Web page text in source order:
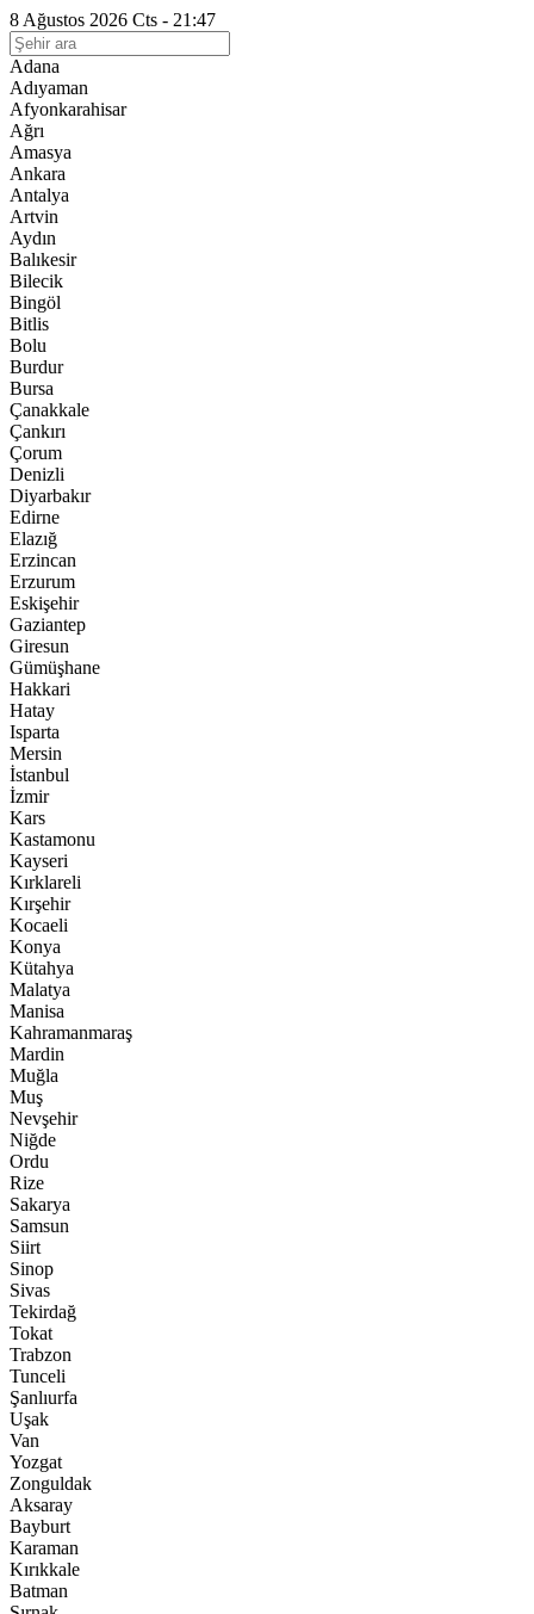
8 Ağustos 2026 Cts - 21:47
Adana
Adıyaman
Afyonkarahisar
Ağrı
Amasya
Ankara
Antalya
Artvin
Aydın
Balıkesir
Bilecik
Bingöl
Bitlis
Bolu
Burdur
Bursa
Çanakkale
Çankırı
Çorum
Denizli
Diyarbakır
Edirne
Elazığ
Erzincan
Erzurum
Eskişehir
Gaziantep
Giresun
Gümüşhane
Hakkari
Hatay
Isparta
Mersin
İstanbul
İzmir
Kars
Kastamonu
Kayseri
Kırklareli
Kırşehir
Kocaeli
Konya
Kütahya
Malatya
Manisa
Kahramanmaraş
Mardin
Muğla
Muş
Nevşehir
Niğde
Ordu
Rize
Sakarya
Samsun
Siirt
Sinop
Sivas
Tekirdağ
Tokat
Trabzon
Tunceli
Şanlıurfa
Uşak
Van
Yozgat
Zonguldak
Aksaray
Bayburt
Karaman
Kırıkkale
Batman